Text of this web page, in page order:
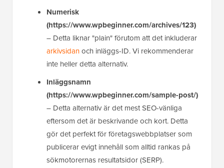
Numerisk
(https://www.wpbeginner.com/archives/123)
– Detta liknar "plain" förutom att det inkluderar
arkivsidanoch inläggs-ID. Vi rekommenderar
inte heller detta alternativ.
Inläggsnamn
(https://www.wpbeginner.com/sample-post/)
– Detta alternativ är det mest SEO-vänliga
eftersom det är beskrivande och kort. Detta
gör det perfekt för företagswebbplatser som
publicerar evigt innehåll som alltid rankas på
sökmotorernas resultatsidor (SERP).